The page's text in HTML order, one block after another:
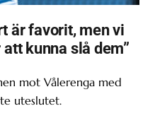
är favorit, men vi
kunna slå dem”
mot Vålerenga med
uteslutet.